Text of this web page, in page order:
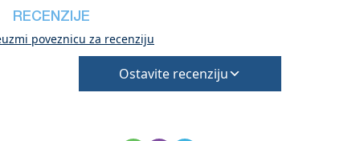
RECENZIJE
poveznicu za recenziju
Ostavite recenziju